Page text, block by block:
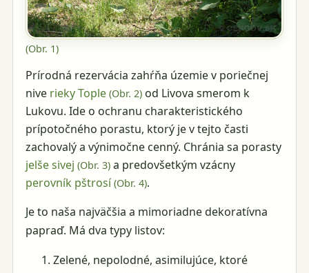
(Obr. 1)
Prírodná rezervácia zahŕňa územie v poriečnej
nive rieky Tople (Obr. 2) od Livova smerom k
Lukovu. Ide o ochranu charakteristického
prípotočného porastu, ktorý je v tejto časti
zachovalý a výnimočne cenný. Chránia sa porasty
jelše sivej (Obr. 3) a predovšetkým vzácny
perovník pštrosí (Obr. 4).
Je to naša najväčšia a mimoriadne dekoratívna
papraď. Má dva typy listov:
Zelené, nepolodné, asimilujúce, ktoré